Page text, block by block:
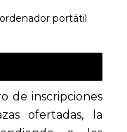
portátil
de inscripciones
ofertadas, la